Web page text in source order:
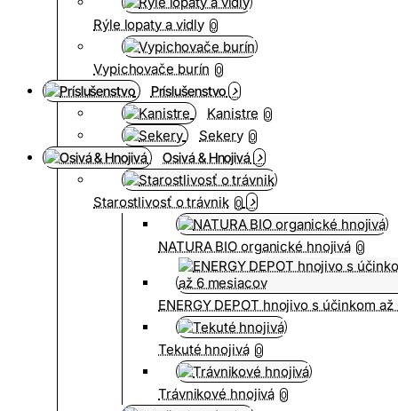
Rýle lopaty a vidly 0
Vypichovače burín 0
Príslušenstvo
Kanistre 0
Sekery 0
Osivá & Hnojivá
Starostlivosť o trávnik 0
NATURA BIO organické hnojivá 0
ENERGY DEPOT hnojivo s účinkom
Tekuté hnojivá 0
Trávnikové hnojivá 0